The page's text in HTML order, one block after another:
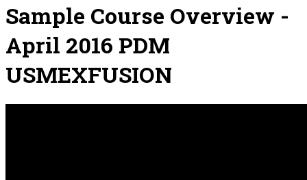
Sample Course Overview -
April 2016 PDM
USMEXFUSION